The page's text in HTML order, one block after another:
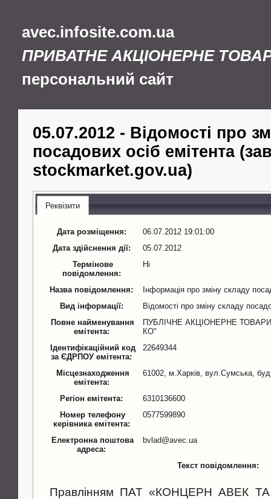
avec.infosite.com.ua
ПРИВАТНЕ АКЦІОНЕРНЕ
персональний сайт
05.07.2012 - Відомості про
посадових осіб емітента
stockmarket.gov.ua)
Реквізити
Дата розміщення:
06.07.2012 19:01:00
Дата здійснення дії:
05.07.2012
Термінове
повідомлення:
Ні
Назва повідомлення:
Інформація про зміну складу
Вид інформації:
Відомості про зміну складу
Повне найменування
емітента:
ПУБЛІЧНЕ АКЦІОНЕРНЕ
КО"
Ідентифікаційний код
за ЄДРПОУ емітента:
22649344
Місцезнаходження
емітента:
61002, м.Харків, вул.Сумська,
Регіон емітента:
6310136600
Номер телефону
керівника емітента:
0577599890
Електронна поштова
адреса:
bvlad@avec.ua
Текст повідомлення:
Правлінням ПАТ «КОНЦЕРН АВЕК